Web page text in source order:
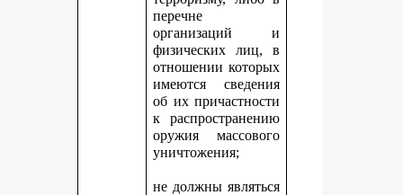
перечне
организаций и
физических лиц, в
отношении которых
имеются сведения
об их причастности
к распространению
оружия массового
уничтожения;
не должны являться